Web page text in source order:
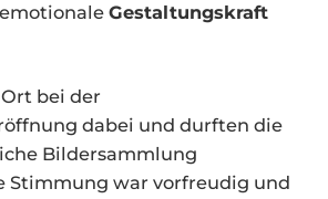
Gestaltungskraft
bei der
dabei und durften die
Bildersammlung
Stimmung war vorfreudig und